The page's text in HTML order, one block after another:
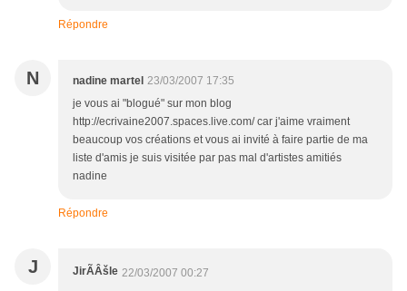
Répondre
N nadine martel 23/03/2007 17:35
je vous ai "blogué" sur mon blog
http://ecrivaine2007.spaces.live.com/ car j'aime vraiment
beaucoup vos créations et vous ai invité à faire partie de ma
liste d'amis je suis visitée par pas mal d'artistes amitiés
nadine
Répondre
J JirÃÂšle 22/03/2007 00:27